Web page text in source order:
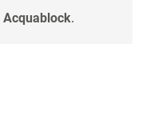
Acquablock.